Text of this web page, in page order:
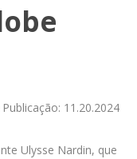
11.20.2024
Ulysse Nardin, que